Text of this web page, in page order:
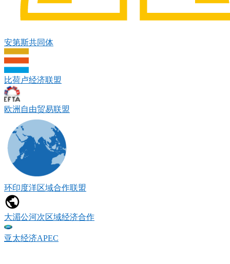
安第斯共同体
比荷卢经济联盟
欧洲自由贸易联盟
环印度洋区域合作联盟
大湄公河次区域经济合作
亚太经济APEC